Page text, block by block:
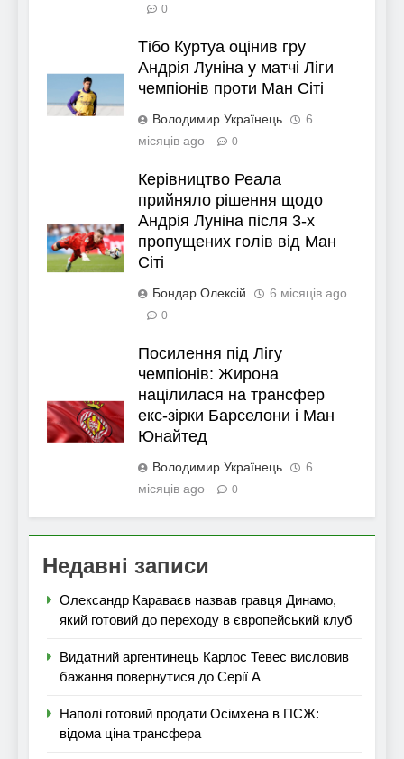
0
Тібо Куртуа оцінив гру
Андрія Луніна у матчі Ліги
чемпіонів проти Ман Сіті
Володимир Українець
6
місяців ago
0
Керівництво Реала
прийняло рішення щодо
Андрія Луніна після 3-х
пропущених голів від Ман
Сіті
Бондар Олексій 6 місяців ago
0
Посилення під Лігу
чемпіонів: Жирона
націлилася на трансфер
екс-зірки Барселони і Ман
Юнайтед
Володимир Українець
6
місяців ago
0
Недавні записи
Олександр Караваєв назвав гравця Динамо,
який готовий до переходу в європейський клуб
Видатний аргентинець Карлос Тевес висловив
бажання повернутися до Серії А
Наполі готовий продати Осімхена в ПСЖ:
відома ціна трансфера